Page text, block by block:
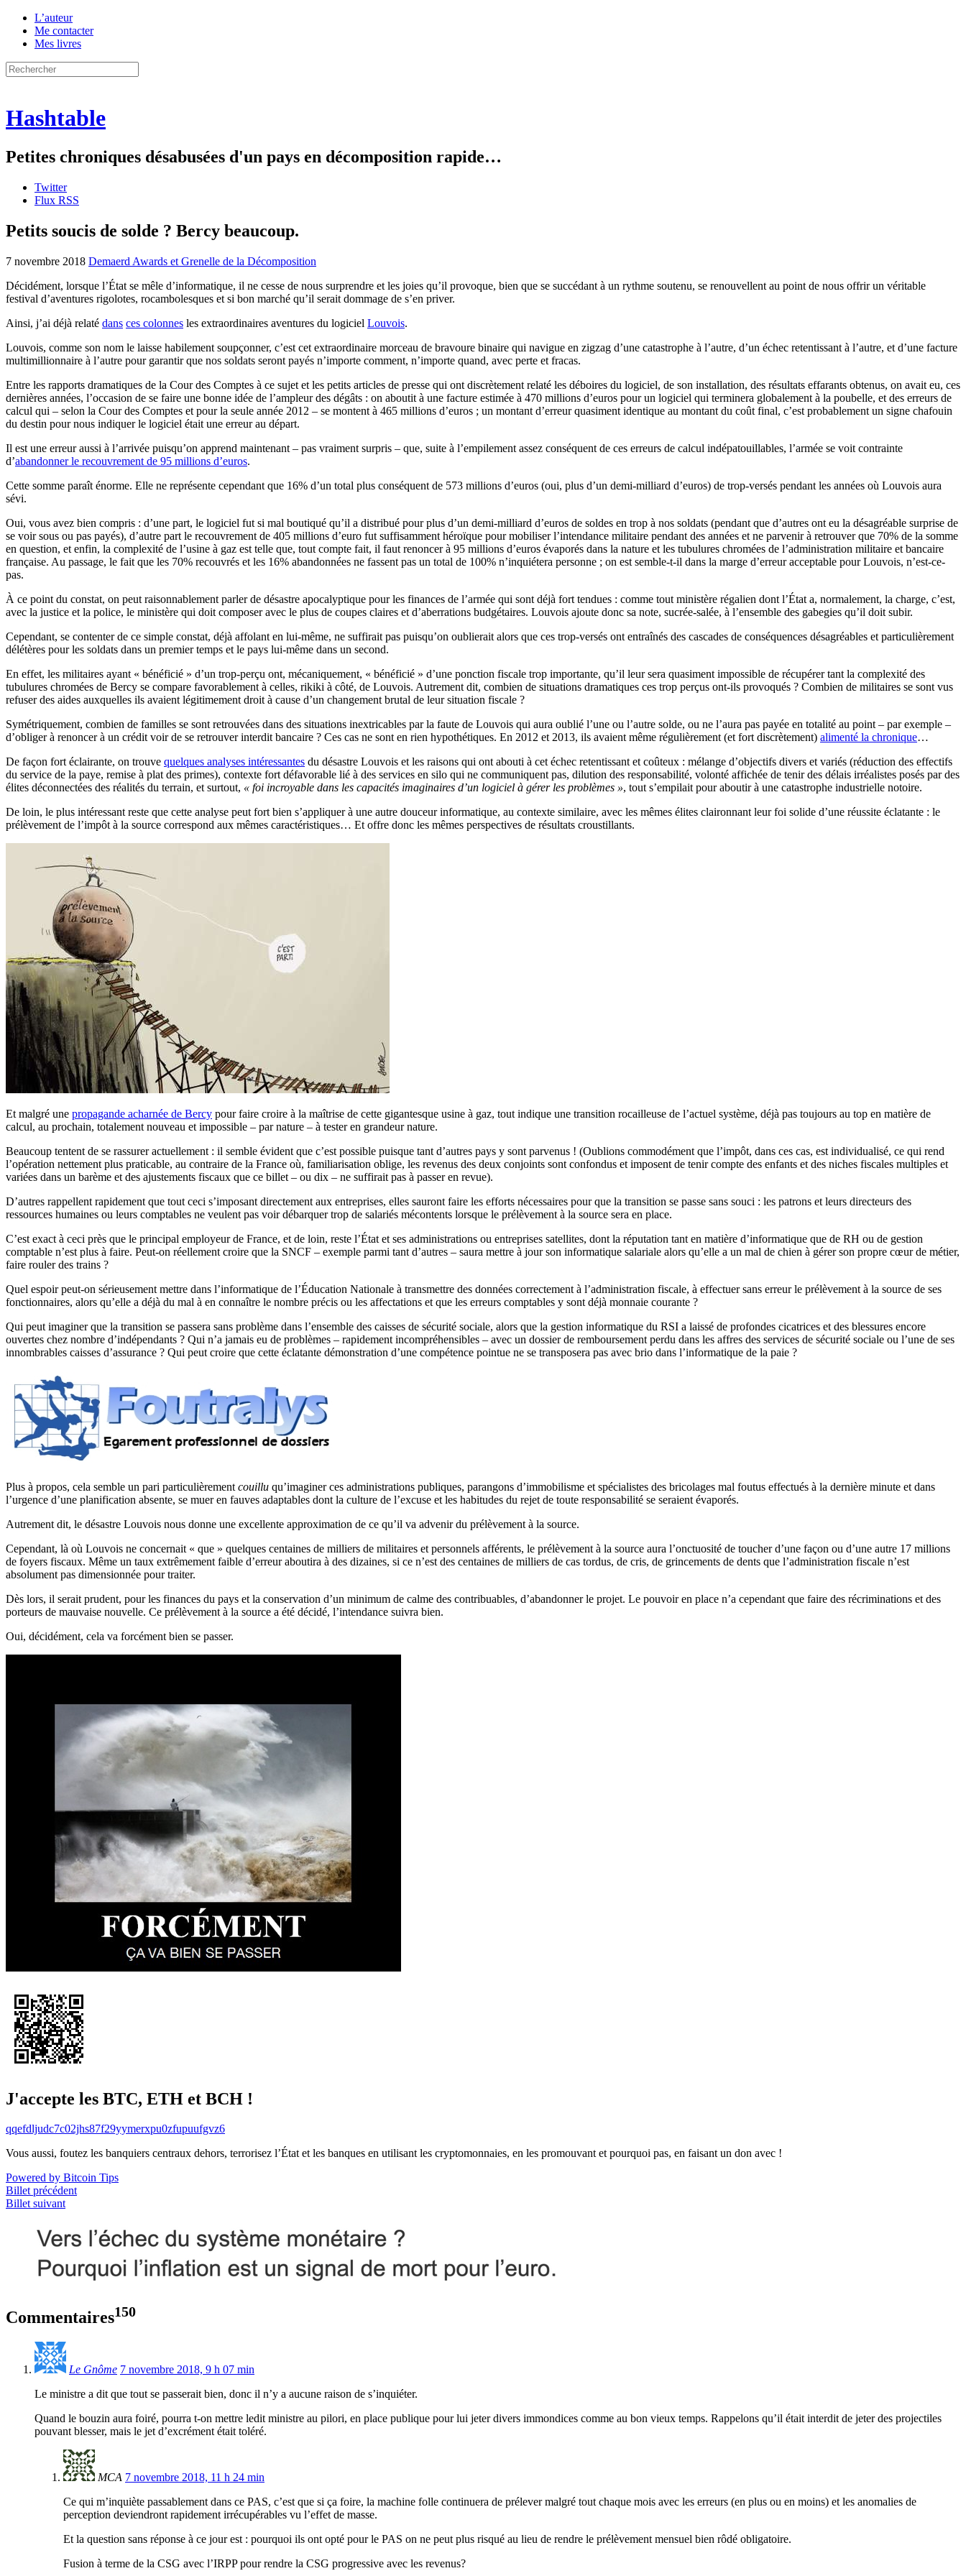
L’auteur
Me contacter
Mes livres
Hashtable
Petites chroniques désabusées d'un pays en décomposition rapide…
Twitter
Flux RSS
Petits soucis de solde ? Bercy beaucoup.
7 novembre 2018 Demaerd Awards et Grenelle de la Décomposition
Décidément, lorsque l’État se mêle d’informatique, il ne cesse de nous surprendre et les joies qu’il provoque, bien que se succédant à un rythme soutenu, se renouvellent au point de nous offrir un véritable
festival d’aventures rigolotes, rocambolesques et si bon marché qu’il serait dommage de s’en priver.
Ainsi, j’ai déjà relaté dans ces colonnes les extraordinaires aventures du logiciel Louvois.
Louvois, comme son nom le laisse habilement soupçonner, c’est cet extraordinaire morceau de bravoure binaire qui navigue en zigzag d’une catastrophe à l’autre, d’un échec retentissant à l’autre, et d’une facture
multimillionnaire à l’autre pour garantir que nos soldats seront payés n’importe comment, n’importe quand, avec perte et fracas.
Entre les rapports dramatiques de la Cour des Comptes à ce sujet et les petits articles de presse qui ont discrètement relaté les déboires du logiciel, de son installation, des résultats effarants obtenus, on avait eu, ces
dernières années, l’occasion de se faire une bonne idée de l’ampleur des dégâts : on aboutit à une facture estimée à 470 millions d’euros pour un logiciel qui terminera globalement à la poubelle, et des erreurs de
calcul qui – selon la Cour des Comptes et pour la seule année 2012 – se montent à 465 millions d’euros ; un montant d’erreur quasiment identique au montant du coût final, c’est probablement un signe chafouin
du destin pour nous indiquer le logiciel était une erreur au départ.
Il est une erreur aussi à l’arrivée puisqu’on apprend maintenant – pas vraiment surpris – que, suite à l’empilement assez conséquent de ces erreurs de calcul indépatouillables, l’armée se voit contrainte
d’abandonner le recouvrement de 95 millions d’euros.
Cette somme paraît énorme. Elle ne représente cependant que 16% d’un total plus conséquent de 573 millions d’euros (oui, plus d’un demi-milliard d’euros) de trop-versés pendant les années où Louvois aura
sévi.
Oui, vous avez bien compris : d’une part, le logiciel fut si mal boutiqué qu’il a distribué pour plus d’un demi-milliard d’euros de soldes en trop à nos soldats (pendant que d’autres ont eu la désagréable surprise de
se voir sous ou pas payés), d’autre part le recouvrement de 405 millions d’euro fut suffisamment héroïque pour mobiliser l’intendance militaire pendant des années et ne parvenir à retrouver que 70% de la somme
en question, et enfin, la complexité de l’usine à gaz est telle que, tout compte fait, il faut renoncer à 95 millions d’euros évaporés dans la nature et les tubulures chromées de l’administration militaire et bancaire
française. Au passage, le fait que les 70% recouvrés et les 16% abandonnées ne fassent pas un total de 100% n’inquiétera personne ; on est semble-t-il dans la marge d’erreur acceptable pour Louvois, n’est-ce-
pas.
À ce point du constat, on peut raisonnablement parler de désastre apocalyptique pour les finances de l’armée qui sont déjà fort tendues : comme tout ministère régalien dont l’État a, normalement, la charge, c’est,
avec la justice et la police, le ministère qui doit composer avec le plus de coupes claires et d’aberrations budgétaires. Louvois ajoute donc sa note, sucrée-salée, à l’ensemble des gabegies qu’il doit subir.
Cependant, se contenter de ce simple constat, déjà affolant en lui-même, ne suffirait pas puisqu’on oublierait alors que ces trop-versés ont entraînés des cascades de conséquences désagréables et particulièrement
délétères pour les soldats dans un premier temps et le pays lui-même dans un second.
En effet, les militaires ayant « bénéficié » d’un trop-perçu ont, mécaniquement, « bénéficié » d’une ponction fiscale trop importante, qu’il leur sera quasiment impossible de récupérer tant la complexité des
tubulures chromées de Bercy se compare favorablement à celles, rikiki à côté, de Louvois. Autrement dit, combien de situations dramatiques ces trop perçus ont-ils provoqués ? Combien de militaires se sont vus
refuser des aides auxquelles ils avaient légitimement droit à cause d’un changement brutal de leur situation fiscale ?
Symétriquement, combien de familles se sont retrouvées dans des situations inextricables par la faute de Louvois qui aura oublié l’une ou l’autre solde, ou ne l’aura pas payée en totalité au point – par exemple –
d’obliger à renoncer à un crédit voir de se retrouver interdit bancaire ? Ces cas ne sont en rien hypothétiques. En 2012 et 2013, ils avaient même régulièrement (et fort discrètement) alimenté la chronique…
De façon fort éclairante, on trouve quelques analyses intéressantes du désastre Louvois et les raisons qui ont abouti à cet échec retentissant et coûteux : mélange d’objectifs divers et variés (réduction des effectifs
du service de la paye, remise à plat des primes), contexte fort défavorable lié à des services en silo qui ne communiquent pas, dilution des responsabilité, volonté affichée de tenir des délais irréalistes posés par des
élites déconnectées des réalités du terrain, et surtout, « foi incroyable dans les capacités imaginaires d’un logiciel à gérer les problèmes », tout s’empilait pour aboutir à une catastrophe industrielle notoire.
De loin, le plus intéressant reste que cette analyse peut fort bien s’appliquer à une autre douceur informatique, au contexte similaire, avec les mêmes élites claironnant leur foi solide d’une réussite éclatante : le
prélèvement de l’impôt à la source correspond aux mêmes caractéristiques… Et offre donc les mêmes perspectives de résultats croustillants.
Et malgré une propagande acharnée de Bercy pour faire croire à la maîtrise de cette gigantesque usine à gaz, tout indique une transition rocailleuse de l’actuel système, déjà pas toujours au top en matière de
calcul, au prochain, totalement nouveau et impossible – par nature – à tester en grandeur nature.
Beaucoup tentent de se rassurer actuellement : il semble évident que c’est possible puisque tant d’autres pays y sont parvenus ! (Oublions commodément que l’impôt, dans ces cas, est individualisé, ce qui rend
l’opération nettement plus praticable, au contraire de la France où, familiarisation oblige, les revenus des deux conjoints sont confondus et imposent de tenir compte des enfants et des niches fiscales multiples et
variées dans un barème et des ajustements fiscaux que ce billet – ou dix – ne suffirait pas à passer en revue).
D’autres rappellent rapidement que tout ceci s’imposant directement aux entreprises, elles sauront faire les efforts nécessaires pour que la transition se passe sans souci : les patrons et leurs directeurs des
ressources humaines ou leurs comptables ne veulent pas voir débarquer trop de salariés mécontents lorsque le prélèvement à la source sera en place.
C’est exact à ceci près que le principal employeur de France, et de loin, reste l’État et ses administrations ou entreprises satellites, dont la réputation tant en matière d’informatique que de RH ou de gestion
comptable n’est plus à faire. Peut-on réellement croire que la SNCF – exemple parmi tant d’autres – saura mettre à jour son informatique salariale alors qu’elle a un mal de chien à gérer son propre cœur de métier,
faire rouler des trains ?
Quel espoir peut-on sérieusement mettre dans l’informatique de l’Éducation Nationale à transmettre des données correctement à l’administration fiscale, à effectuer sans erreur le prélèvement à la source de ses
fonctionnaires, alors qu’elle a déjà du mal à en connaître le nombre précis ou les affectations et que les erreurs comptables y sont déjà monnaie courante ?
Qui peut imaginer que la transition se passera sans problème dans l’ensemble des caisses de sécurité sociale, alors que la gestion informatique du RSI a laissé de profondes cicatrices et des blessures encore
ouvertes chez nombre d’indépendants ? Qui n’a jamais eu de problèmes – rapidement incompréhensibles – avec un dossier de remboursement perdu dans les affres des services de sécurité sociale ou l’une de ses
innombrables caisses d’assurance ? Qui peut croire que cette éclatante démonstration d’une compétence pointue ne se transposera pas avec brio dans l’informatique de la paie ?
Plus à propos, cela semble un pari particulièrement couillu qu’imaginer ces administrations publiques, parangons d’immobilisme et spécialistes des bricolages mal foutus effectués à la dernière minute et dans
l’urgence d’une planification absente, se muer en fauves adaptables dont la culture de l’excuse et les habitudes du rejet de toute responsabilité se seraient évaporés.
Autrement dit, le désastre Louvois nous donne une excellente approximation de ce qu’il va advenir du prélèvement à la source.
Cependant, là où Louvois ne concernait « que » quelques centaines de milliers de militaires et personnels afférents, le prélèvement à la source aura l’onctuosité de toucher d’une façon ou d’une autre 17 millions
de foyers fiscaux. Même un taux extrêmement faible d’erreur aboutira à des dizaines, si ce n’est des centaines de milliers de cas tordus, de cris, de grincements de dents que l’administration fiscale n’est
absolument pas dimensionnée pour traiter.
Dès lors, il serait prudent, pour les finances du pays et la conservation d’un minimum de calme des contribuables, d’abandonner le projet. Le pouvoir en place n’a cependant que faire des récriminations et des
porteurs de mauvaise nouvelle. Ce prélèvement à la source a été décidé, l’intendance suivra bien.
Oui, décidément, cela va forcément bien se passer.
J'accepte les BTC, ETH et BCH !
qqefdljudc7c02jhs87f29yymerxpu0zfupuufgvz6
Vous aussi, foutez les banquiers centraux dehors, terrorisez l’État et les banques en utilisant les cryptomonnaies, en les promouvant et pourquoi pas, en faisant un don avec !
Powered by Bitcoin Tips
Billet précédent
Billet suivant
Commentaires150
Le Gnôme 7 novembre 2018, 9 h 07 min
Le ministre a dit que tout se passerait bien, donc il n’y a aucune raison de s’inquiéter.
Quand le bouzin aura foiré, pourra t-on mettre ledit ministre au pilori, en place publique pour lui jeter divers immondices comme au bon vieux temps. Rappelons qu’il était interdit de jeter des projectiles
pouvant blesser, mais le jet d’excrément était toléré.
MCA 7 novembre 2018, 11 h 24 min
Ce qui m’inquiète passablement dans ce PAS, c’est que si ça foire, la machine folle continuera de prélever malgré tout chaque mois avec les erreurs (en plus ou en moins) et les anomalies de
perception deviendront rapidement irrécupérables vu l’effet de masse.
Et la question sans réponse à ce jour est : pourquoi ils ont opté pour le PAS on ne peut plus risqué au lieu de rendre le prélèvement mensuel bien rôdé obligatoire.
Fusion à terme de la CSG avec l’IRPP pour rendre la CSG progressive avec les revenus?